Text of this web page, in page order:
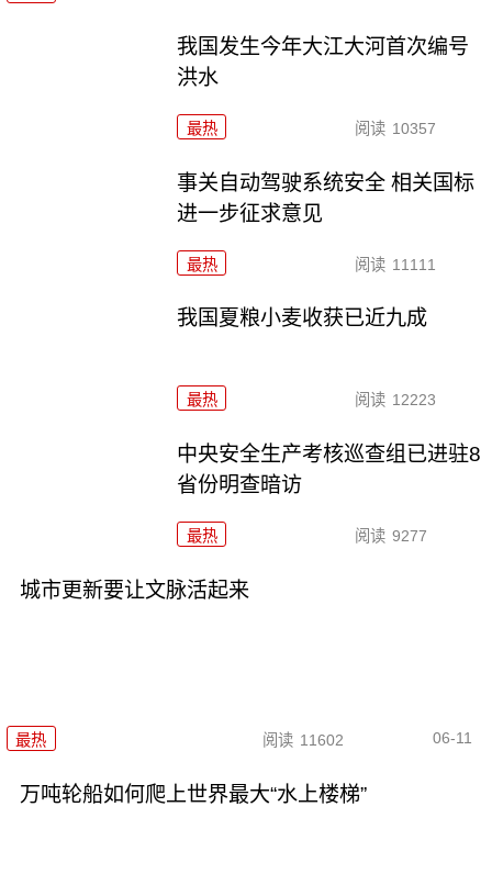
我国发生今年大江大河首次编号
洪水
最热 阅读 10357
事关自动驾驶系统安全 相关国标
进一步征求意见
最热 阅读 11111
我国夏粮小麦收获已近九成
最热 阅读 12223
中央安全生产考核巡查组已进驻8
省份明查暗访
最热 阅读 9277
城市更新要让文脉活起来
最热 阅读 11602 06-11
万吨轮船如何爬上世界最大“水上楼梯”